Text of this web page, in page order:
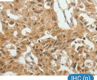
IHC (p)